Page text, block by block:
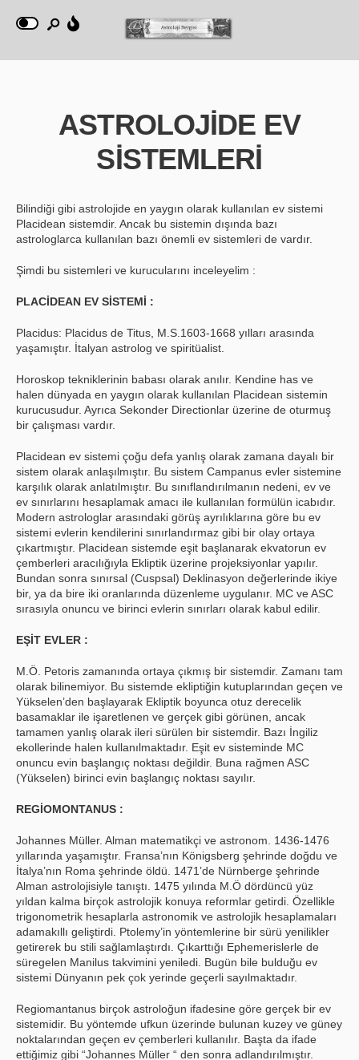
ASTROLOJİDE EV
SİSTEMLERİ
Bilindiği gibi astrolojide en yaygın olarak kullanılan ev sistemi
Placidean sistemdir. Ancak bu sistemin dışında bazı
astrologlarca kullanılan bazı önemli ev sistemleri de vardır.
Şimdi bu sistemleri ve kurucularını inceleyelim :
PLACİDEAN EV SİSTEMİ :
Placidus: Placidus de Titus, M.S.1603-1668 yılları arasında
yaşamıştır. İtalyan astrolog ve spiritüalist.
Horoskop tekniklerinin babası olarak anılır. Kendine has ve
halen dünyada en yaygın olarak kullanılan Placidean sistemin
kurucusudur. Ayrıca Sekonder Directionlar üzerine de oturmuş
bir çalışması vardır.
Placidean ev sistemi çoğu defa yanlış olarak zamana dayalı bir
sistem olarak anlaşılmıştır. Bu sistem Campanus evler sistemine
karşılık olarak anlatılmıştır. Bu sınıflandırılmanın nedeni, ev ve
ev sınırlarını hesaplamak amacı ile kullanılan formülün icabıdır.
Modern astrologlar arasındaki görüş ayrılıklarına göre bu ev
sistemi evlerin kendilerini sınırlandırmaz gibi bir olay ortaya
çıkartmıştır. Placidean sistemde eşit başlanarak ekvatorun ev
çemberleri aracılığıyla Ekliptik üzerine projeksiyonlar yapılır.
Bundan sonra sınırsal (Cuspsal) Deklinasyon değerlerinde ikiye
bir, ya da bire iki oranlarında düzenleme uygulanır. MC ve ASC
sırasıyla onuncu ve birinci evlerin sınırları olarak kabul edilir.
EŞİT EVLER :
M.Ö. Petoris zamanında ortaya çıkmış bir sistemdir. Zamanı tam
olarak bilinemiyor. Bu sistemde ekliptiğin kutuplarından geçen ve
Yükselen’den başlayarak Ekliptik boyunca otuz derecelik
basamaklar ile işaretlenen ve gerçek gibi görünen, ancak
tamamen yanlış olarak ileri sürülen bir sistemdir. Bazı İngiliz
ekollerinde halen kullanılmaktadır. Eşit ev sisteminde MC
onuncu evin başlangıç noktası değildir. Buna rağmen ASC
(Yükselen) birinci evin başlangıç noktası sayılır.
REGİOMONTANUS :
Johannes Müller. Alman matematikçi ve astronom. 1436-1476
yıllarında yaşamıştır. Fransa’nın Königsberg şehrinde doğdu ve
İtalya’nın Roma şehrinde öldü. 1471’de Nürnberge şehrinde
Alman astrolojisiyle tanıştı. 1475 yılında M.Ö dördüncü yüz
yıldan kalma birçok astrolojik konuya reformlar getirdi. Özellikle
trigonometrik hesaplarla astronomik ve astrolojik hesaplamaları
adamakıllı geliştirdi. Ptolemy’in yöntemlerine bir sürü yenilikler
getirerek bu stili sağlamlaştırdı. Çıkarttığı Ephemerislerle de
süregelen Manilus takvimini yeniledi. Bugün bile bulduğu ev
sistemi Dünyanın pek çok yerinde geçerli sayılmaktadır.
Regiomantanus birçok astroloğun ifadesine göre gerçek bir ev
sistemidir. Bu yöntemde ufkun üzerinde bulunan kuzey ve güney
noktalarından geçen ev çemberleri kullanılır. Başta da ifade
ettiğimiz gibi “Johannes Müller “ den sonra adlandırılmıştır.